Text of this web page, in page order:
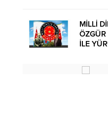
Basın
MİLLİ
ÖZGÜR
İLE